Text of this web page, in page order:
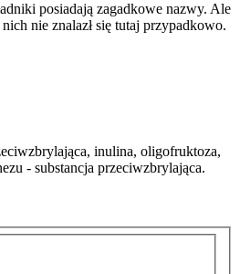
posiadają zagadkowe nazwy. Ale
nie znalazł się tutaj przypadkowo.
inulina, oligofruktoza,
- substancja przeciwzbrylająca.